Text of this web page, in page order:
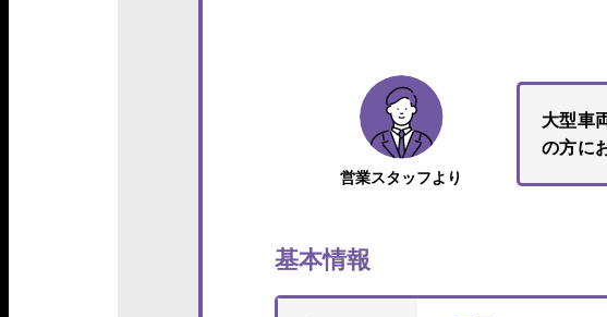
営業スタッフより
大型車
の方に
基本情報